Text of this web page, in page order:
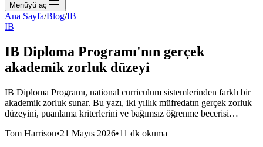
Menüyü aç
Ana Sayfa/Blog/IB
IB
IB Diploma Programı'nın gerçek
akademik zorluk düzeyi
IB Diploma Programı, national curriculum sistemlerinden farklı bir
akademik zorluk sunar. Bu yazı, iki yıllık müfredatın gerçek zorluk
düzeyini, puanlama kriterlerini ve bağımsız öğrenme becerisi…
Tom Harrison•21 Mayıs 2026•11 dk okuma